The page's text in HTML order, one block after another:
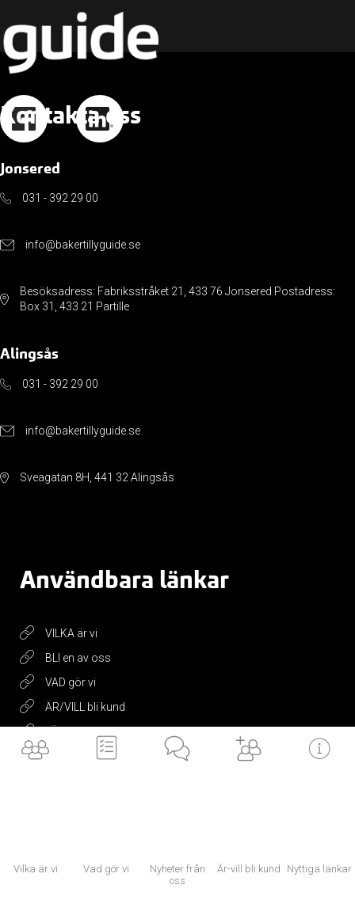
Kontakta oss
Jonsered
031 - 392 29 00
info@bakertillyguide.se
Besöksadress: Fabriksstråket 21, 433 76 Jonsered Postadress:
Box 31, 433 21 Partille
Alingsås
031 - 392 29 00
info@bakertillyguide.se
Sveagatan 8H, 441 32 Alingsås
Användbara länkar
VILKA är vi
BLI en av oss
VAD gör vi
ÄR/VILL bli kund
NYTTIGA länkar
Vilka är vi Vad gör vi
Nyheter från
oss
Är-vill bli kund Nyttiga länkar